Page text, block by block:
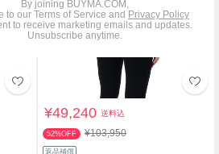
¥49,240送料込
52%OFF ¥103,950
返品補償